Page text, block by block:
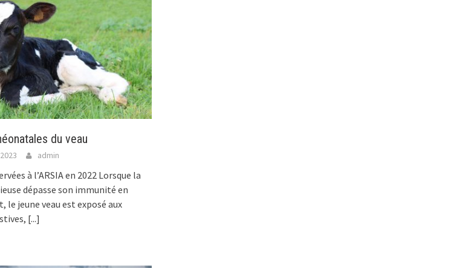
du veau
admin
à l’ARSIA en 2022 Lorsque la
dépasse son immunité en
le jeune veau est exposé aux
[...]